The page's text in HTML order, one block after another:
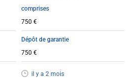
comprises
750 €
Dépôt de garantie
750 €
il y a 2 mois